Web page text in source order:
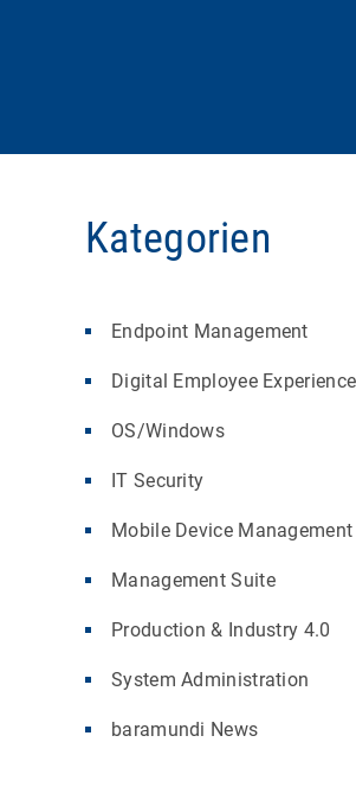
Kategorien
Endpoint Management
Digital Employee Experience
OS/Windows
IT Security
Mobile Device Management
Management Suite
Production & Industry 4.0
System Administration
baramundi News